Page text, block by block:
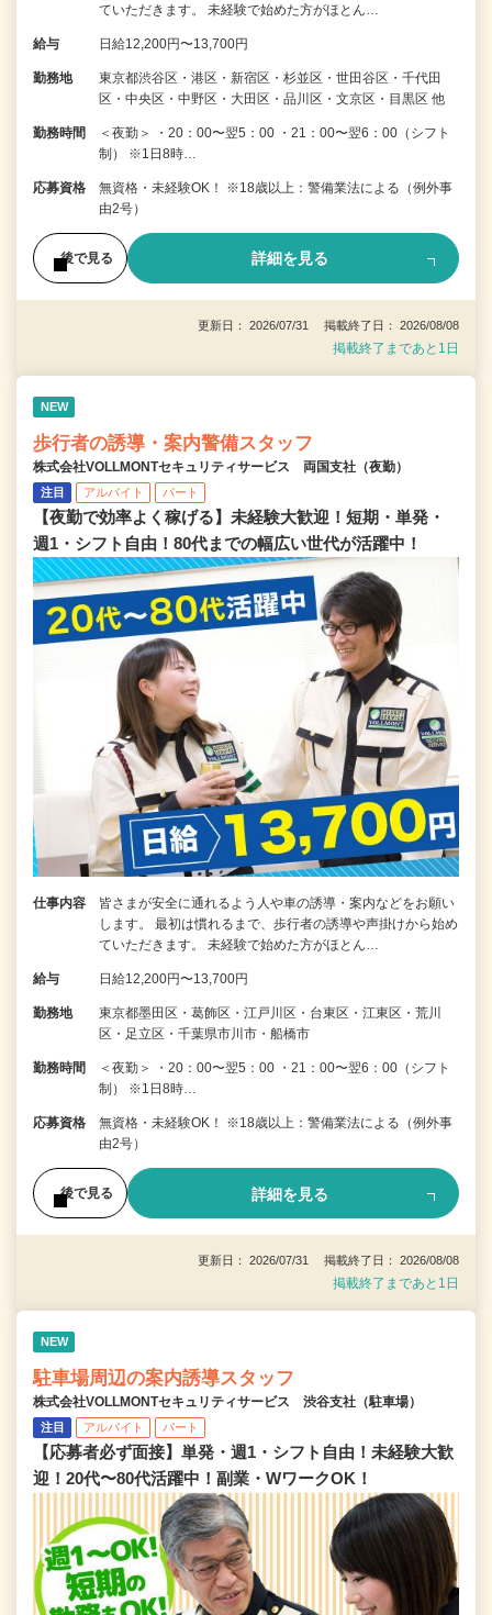
ていただきます。 未経験で始めた方がほとん…
給与 日給12,200円〜13,700円
勤務地
東京都渋谷区・港区・新宿区・杉並区・世田谷区・千代田
区・中央区・中野区・大田区・品川区・文京区・目黒区 他
勤務時間
＜夜勤＞ ・20：00〜翌5：00 ・21：00〜翌6：00（シフト
制） ※1日8時…
応募資格
無資格・未経験OK！ ※18歳以上：警備業法による（例外事
由2号）
後で見る 詳細を見る
更新日： 2026/07/31 掲載終了日： 2026/08/08
掲載終了まであと1日
NEW
歩行者の誘導・案内警備スタッフ
株式会社VOLLMONTセキュリティサービス 両国支社（夜勤）
注目 アルバイト パート
【夜勤で効率よく稼げる】未経験大歓迎！短期・単発・
週1・シフト自由！80代までの幅広い世代が活躍中！
仕事内容
皆さまが安全に通れるよう人や車の誘導・案内などをお願い
します。 最初は慣れるまで、歩行者の誘導や声掛けから始め
ていただきます。 未経験で始めた方がほとん…
給与 日給12,200円〜13,700円
勤務地
東京都墨田区・葛飾区・江戸川区・台東区・江東区・荒川
区・足立区・千葉県市川市・船橋市
勤務時間
＜夜勤＞ ・20：00〜翌5：00 ・21：00〜翌6：00（シフト
制） ※1日8時…
応募資格
無資格・未経験OK！ ※18歳以上：警備業法による（例外事
由2号）
後で見る 詳細を見る
更新日： 2026/07/31 掲載終了日： 2026/08/08
掲載終了まであと1日
NEW
駐車場周辺の案内誘導スタッフ
株式会社VOLLMONTセキュリティサービス 渋谷支社（駐車場）
注目 アルバイト パート
【応募者必ず面接】単発・週1・シフト自由！未経験大歓
迎！20代〜80代活躍中！副業・WワークOK！